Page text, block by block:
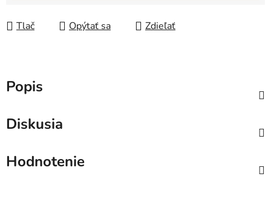
Tlač Opýtať sa Zdieľať
Popis
Diskusia
Hodnotenie